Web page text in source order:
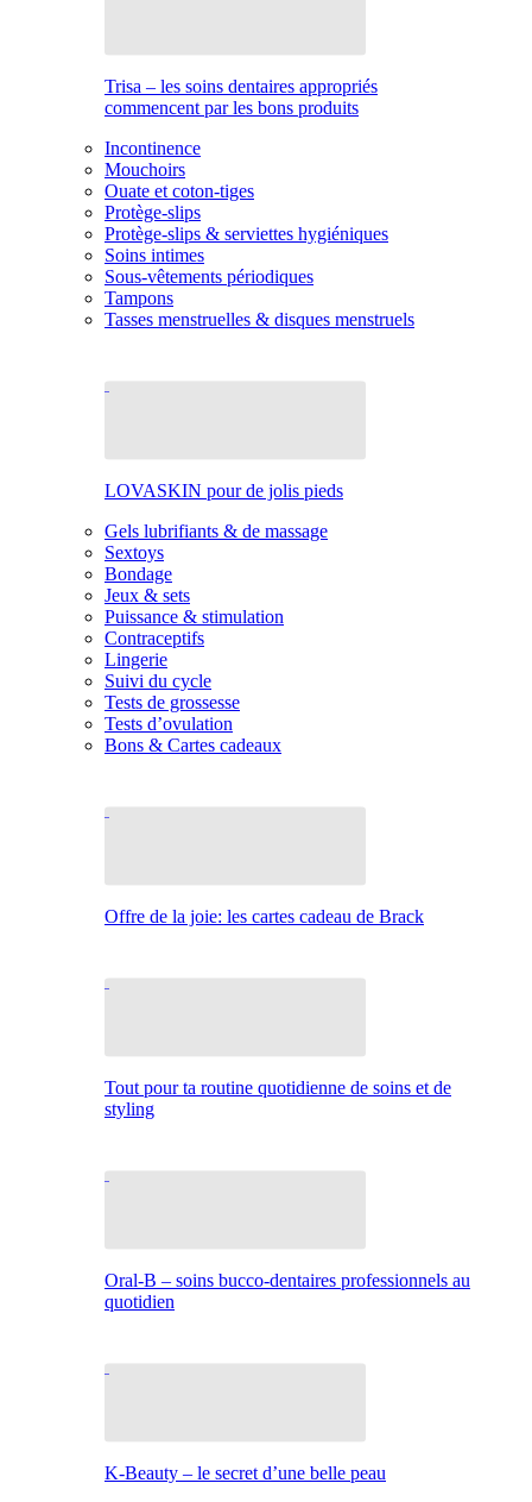
Trisa – les soins dentaires appropriés
commencent par les bons produits
Incontinence
Mouchoirs
Ouate et coton-tiges
Protège-slips
Protège-slips & serviettes hygiéniques
Soins intimes
Sous-vêtements périodiques
Tampons
Tasses menstruelles & disques menstruels
LOVASKIN pour de jolis pieds
Gels lubrifiants & de massage
Sextoys
Bondage
Jeux & sets
Puissance & stimulation
Contraceptifs
Lingerie
Suivi du cycle
Tests de grossesse
Tests d’ovulation
Bons & Cartes cadeaux
Offre de la joie: les cartes cadeau de Brack
Tout pour ta routine quotidienne de soins et de
styling
Oral-B – soins bucco-dentaires professionnels au
quotidien
K-Beauty – le secret d’une belle peau